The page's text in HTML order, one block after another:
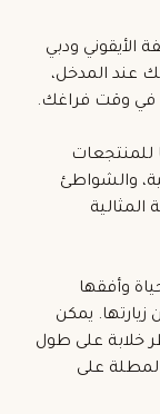
الأيقوني ودبي
عند المدخل،
في وقت فراغك.
للمنتجعات
والشواطئ
وأفقها
زيارتها. يمكن
خلابة على طول
المطلة على